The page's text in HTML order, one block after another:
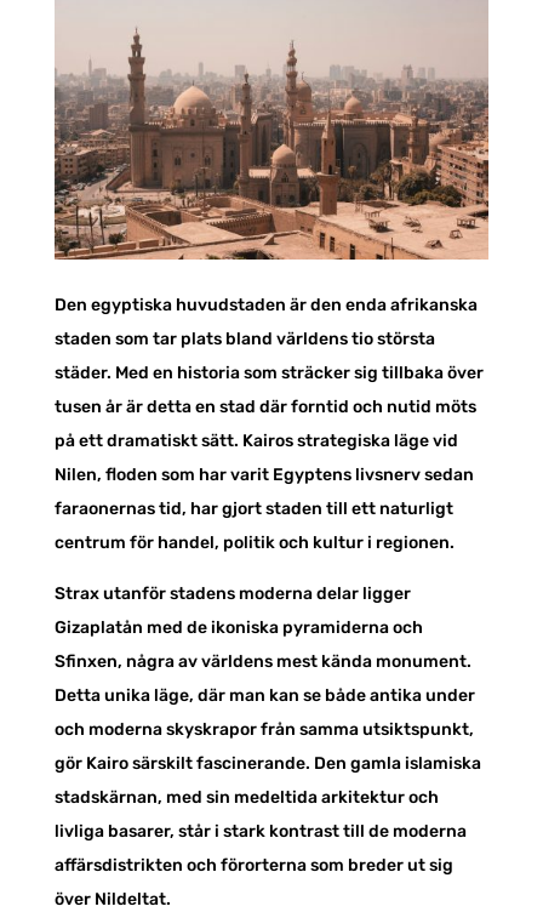
Den egyptiska huvudstaden är den enda afrikanska
staden som tar plats bland världens tio största
städer. Med en historia som sträcker sig tillbaka över
tusen år är detta en stad där forntid och nutid möts
på ett dramatiskt sätt. Kairos strategiska läge vid
Nilen, floden som har varit Egyptens livsnerv sedan
faraonernas tid, har gjort staden till ett naturligt
centrum för handel, politik och kultur i regionen.
Strax utanför stadens moderna delar ligger
Gizaplatån med de ikoniska pyramiderna och
Sfinxen, några av världens mest kända monument.
Detta unika läge, där man kan se både antika under
och moderna skyskrapor från samma utsiktspunkt,
gör Kairo särskilt fascinerande. Den gamla islamiska
stadskärnan, med sin medeltida arkitektur och
livliga basarer, står i stark kontrast till de moderna
affärsdistrikten och förorterna som breder ut sig
över Nildeltat.